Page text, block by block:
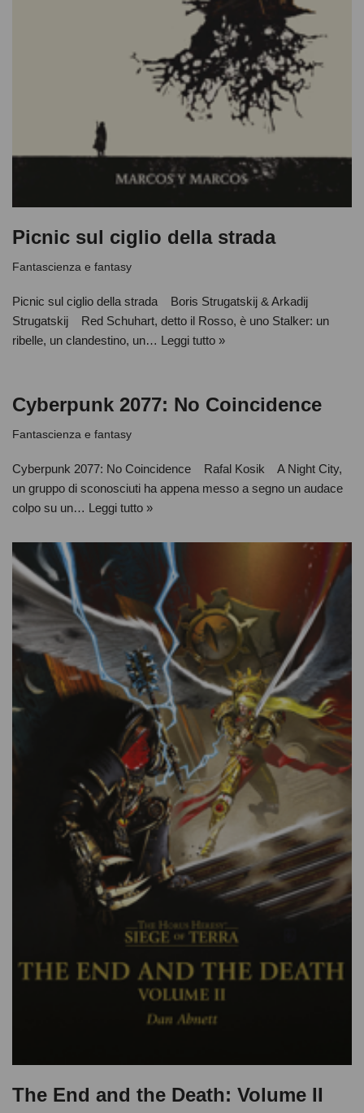
Picnic sul ciglio della strada
Fantascienza e fantasy
Picnic sul ciglio della strada Boris Strugatskij & Arkadij
Strugatskij Red Schuhart, detto il Rosso, è uno Stalker: un
ribelle, un clandestino, un… Leggi tutto »
Cyberpunk 2077: No Coincidence
Fantascienza e fantasy
Cyberpunk 2077: No Coincidence Rafal Kosik A Night City,
un gruppo di sconosciuti ha appena messo a segno un audace
colpo su un… Leggi tutto »
The End and the Death: Volume II